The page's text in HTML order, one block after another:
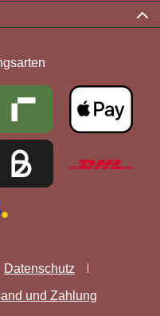
Datenschutz
und Zahlung